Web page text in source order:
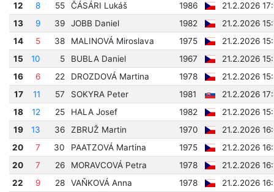
12
8 55 ČÁSÁRI Lukáš 1986
21.2.2026
13
9 39 JOBB Daniel 1982
21.2.2026
14
5 38 MALINOVÁ Miroslava 1975
21.2.2026
15
10 5 BUBLA Daniel 1967
21.2.2026
16
6 22 DROZDOVÁ Martina 1978
21.2.2026
17
11 57 SOKYRA Peter 1981
21.2.2026
18
12 25 HALA Josef 1982
21.2.2026
19
13 36 ZBRUŽ Martin 1970
21.2.2026
20
7 30 PAATZOVÁ Martina 1975
21.2.2026
20
7 26 MORAVCOVÁ Petra 1978
21.2.2026
22
9 28 VAŇKOVÁ Anna 1978
21.2.2026